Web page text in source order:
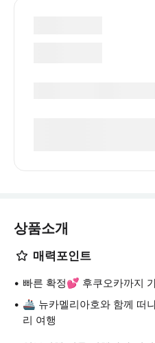
상품소개
매력포인트
빠른 확정💕 후쿠오카까지
🚢 뉴카멜리아호와 함께 떠
리 여행